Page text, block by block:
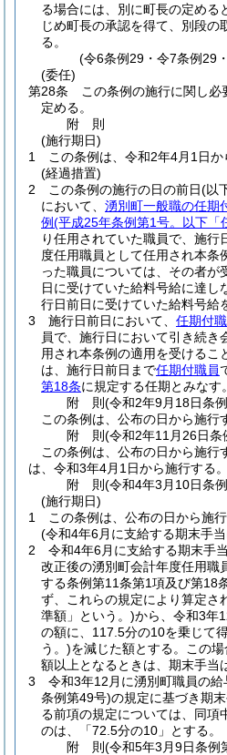
る場合には、別に町長の定める
じめ町長の承認を得て、別段の
る。
(令6条例29・令7条例29
(委任)
第28条
この条例の施行に関し
定める。
附 則
(施行期日)
1
この条例は、令和2年4月1日か
(経過措置)
2
この条例の施行の日の前日(以
において、 湧別町一般職の任期
例(平成25年条例第1号。以下「
り任用されていた職員で、施行
度任用職員として任用され本条
った職員については、その者が
日に受けていた給料号給に達し
行日前日に受けていた給料号給
3
施行日前日において、 任期付
員で、施行日において引き続き
用され本条例の適用を受けるこ
は、施行日前日まで任期付職員
第18条に規定する任期とみなす。
附 則(令和2年9月18日条
この条例は、公布の日から施行
附 則(令和2年11月26日条
この条例は、公布の日から施行
は、令和3年4月1日から施行する。
附 則(令和4年3月10日条
(施行期日)
1
この条例は、公布の日から施行
(令和4年6月に支給する期末手
2
令和4年6月に支給する期末手
改正後の湧別町会計年度任用職
する条例第11条第1項及び第18
ず、これらの規定により算定さ
準額」という。)から、令和3年
の額に、117.5分の10を乗じて
う。)を減じた額とする。
この
額以上となるときは、期末手当
3
令和3年12月に湧別町職員の給
条例第49号)の規定に基づき期
る前項の規定については、同項
のは、「72.5分の10」とする。
附 則(令和5年3月9日条例